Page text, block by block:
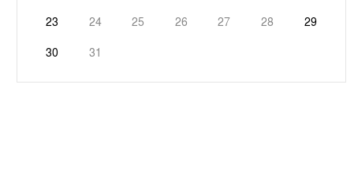
23 24 25 26 27 28 29
30 31